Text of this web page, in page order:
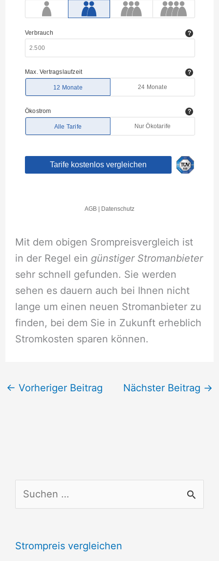
Mit dem obigen Srompreisvergleich ist
in der Regel ein günstiger Stromanbieter
sehr schnell gefunden. Sie werden
sehen es dauern auch bei Ihnen nicht
lange um einen neuen Stromanbieter zu
finden, bei dem Sie in Zukunft erheblich
Stromkosten sparen können.
← Vorheriger Beitrag Nächster Beitrag →
u
h
Strompreis vergleichen